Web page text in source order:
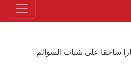
ساحقا على شباب السوالم